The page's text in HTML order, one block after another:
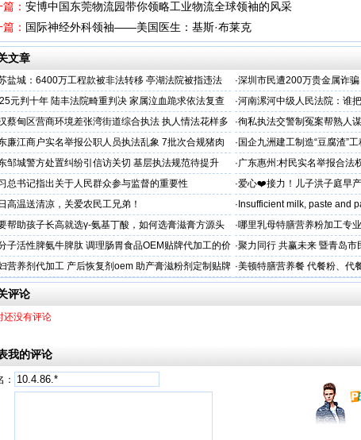
篇： 安博中国东莞物流园带你领略工业物流全球领袖的风采
： 国际神经外科领袖——美国医生：基斯·布莱克
文章
盐城：6400万工程款被非法转移 亭湖法院被指违法
不纠错
·深圳市民遭200万贵金属诈
呼吁督办纠偏
元判十年 陆丰法院畸重判决 家属泣血跪求依法复查 ·河南漯河中级人民法院：谁
蔡甸区营商环境差张湾街道综合执法 执人情法花样多
恶意竞争的工具
·徇私执法交警制冤案帮熟人
控还我清白
廉江商户实名举报公职人员执法乱象 7批次合规猪肉
法查扣 市场垄断与利益输送疑云重重
· 国企九洲建工制造“豆腐渣”
空文
邹城警方处置纠纷引信访关切 基层执法规范待提升 ·广东惠州:村民实名举报合法
平兜底？
总书记指出关于人民群众参与监督的重要性 ·爱心❤️接力！儿子洪子庭早
家庭，恳请好心人帮助！
高温送清凉，关爱农民工兄弟！ · Insufficient milk, paste and
帮助孩子长高就选γ-氨基丁酸，如何选膏滋膏方源头
？
·哪里乳母特膳营养粉加工专
子活性脾氨牛脾肽 调理肠胃食品OEM贴牌代加工的价 ·聚力同行 共赢未来 暨青岛
营养剂代加工 产后恢复剂oem 助产膏滋粉剂定制贴牌 ·美顿特膳营养餐 代餐粉、代
家
评论
还没有评论
我的评论
：